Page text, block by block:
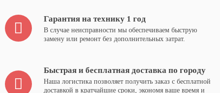
Гарантия на технику 1 год
В случае неисправности мы обеспечиваем быструю
замену или ремонт без дополнительных затрат.
Быстрая и бесплатная доставка по городу
Наша логистика позволяет получить заказ с бесплатной
доставкой в кратчайшие сроки, экономя ваше время и